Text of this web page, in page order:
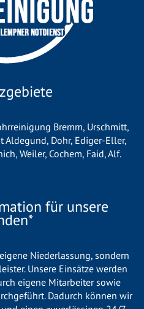
Bremm, Urschmitt,
Aldegund, Dohr, Ediger-Eller,
, Weiler, Cochem, Faid,Alf.
für unsere
Niederlassung, sondern
Unsere Einsätze werden
eigene Mitarbeiter sowie
Dadurch können wir